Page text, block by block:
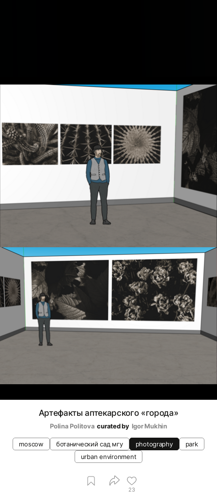
Артефакты аптекарского «города»
Polina Politova curated by Igor Mukhin
moscow ботанический сад мгу photography
park
urban environment
23